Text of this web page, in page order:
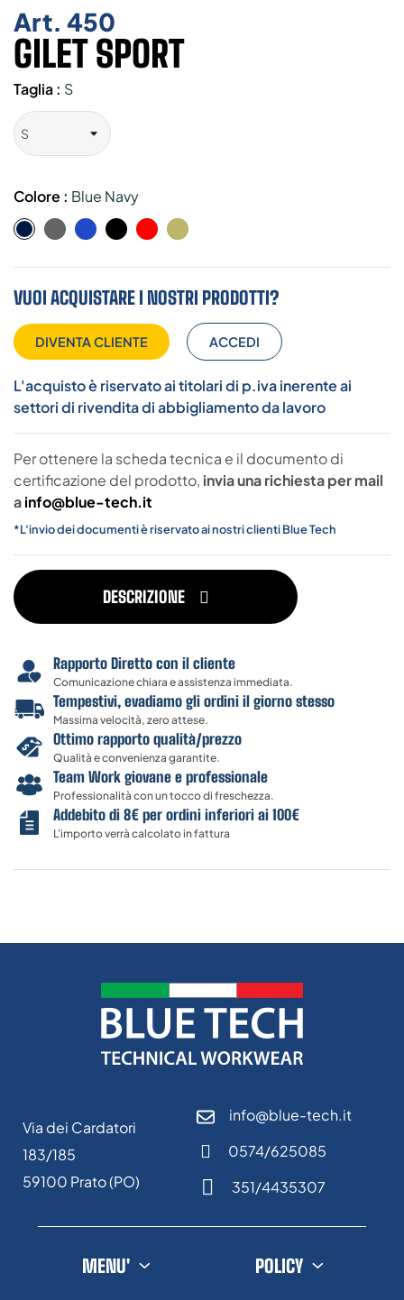
Art. 450
GILET SPORT
Taglia : S
Colore : Blue Navy
Blue grigioroyalnerorossokaky
VUOI ACQUISTARE I NOSTRI PRODOTTI?
DIVENTA CLIENTE ACCEDI
L'acquisto è riservato ai titolari di p.iva inerente ai
settori di rivendita di abbigliamento da lavoro
Per ottenere la scheda tecnica e il documento di
certificazione del prodotto, invia una richiesta per mail
ainfo@blue-tech.it
*L'invio dei documenti è riservato ai nostri clienti Blue Tech
DESCRIZIONE
Rapporto Diretto con il cliente
Comunicazione chiara e assistenza immediata.
Tempestivi, evadiamo gli ordini il giorno stesso
Massima velocità, zero attese.
Ottimo rapporto qualità/prezzo
Qualità e convenienza garantite.
Team Work giovane e professionale
Professionalità con un tocco di freschezza.
Addebito di 8€ per ordini inferiori ai 100€
L'importo verrà calcolato in fattura
Via dei Cardatori
183/185
59100 Prato (PO)
info@blue-tech.it
0574/625085
351/4435307
POLICY
MENU'